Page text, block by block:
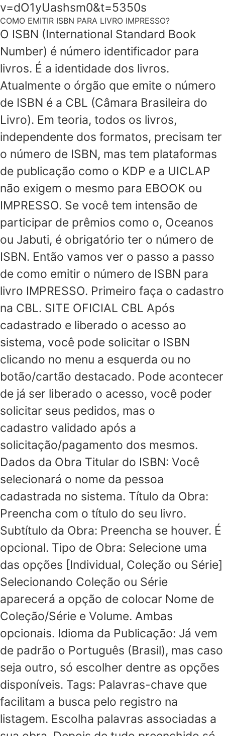
v=dO1yUashsm0&t=5350s
COMO EMITIR ISBN PARA LIVRO IMPRESSO?
O ISBN (International Standard Book
Number) é número identificador para
livros. É a identidade dos livros.
Atualmente o órgão que emite o número
de ISBN é a CBL (Câmara Brasileira do
Livro). Em teoria, todos os livros,
independente dos formatos, precisam ter
o número de ISBN, mas tem plataformas
de publicação como o KDP e a UICLAP
não exigem o mesmo para EBOOK ou
IMPRESSO. Se você tem intensão de
participar de prêmios como o, Oceanos
ou Jabuti, é obrigatório ter o número de
ISBN. Então vamos ver o passo a passo
de como emitir o número de ISBN para
livro IMPRESSO. Primeiro faça o cadastro
na CBL. SITE OFICIAL CBL Após
cadastrado e liberado o acesso ao
sistema, você pode solicitar o ISBN
clicando no menu a esquerda ou no
botão/cartão destacado. Pode acontecer
de já ser liberado o acesso, você poder
solicitar seus pedidos, mas o
cadastro validado após a
solicitação/pagamento dos mesmos.
Dados da Obra Titular do ISBN: Você
selecionará o nome da pessoa
cadastrada no sistema. Título da Obra:
Preencha com o título do seu livro.
Subtítulo da Obra: Preencha se houver. É
opcional. Tipo de Obra: Selecione uma
das opções [Individual, Coleção ou Série]
Selecionando Coleção ou Série
aparecerá a opção de colocar Nome de
Coleção/Série e Volume. Ambas
opcionais. Idioma da Publicação: Já vem
de padrão o Português (Brasil), mas caso
seja outro, só escolher dentre as opções
disponíveis. Tags: Palavras-chave que
facilitam a busca pelo registro na
listagem. Escolha palavras associadas a